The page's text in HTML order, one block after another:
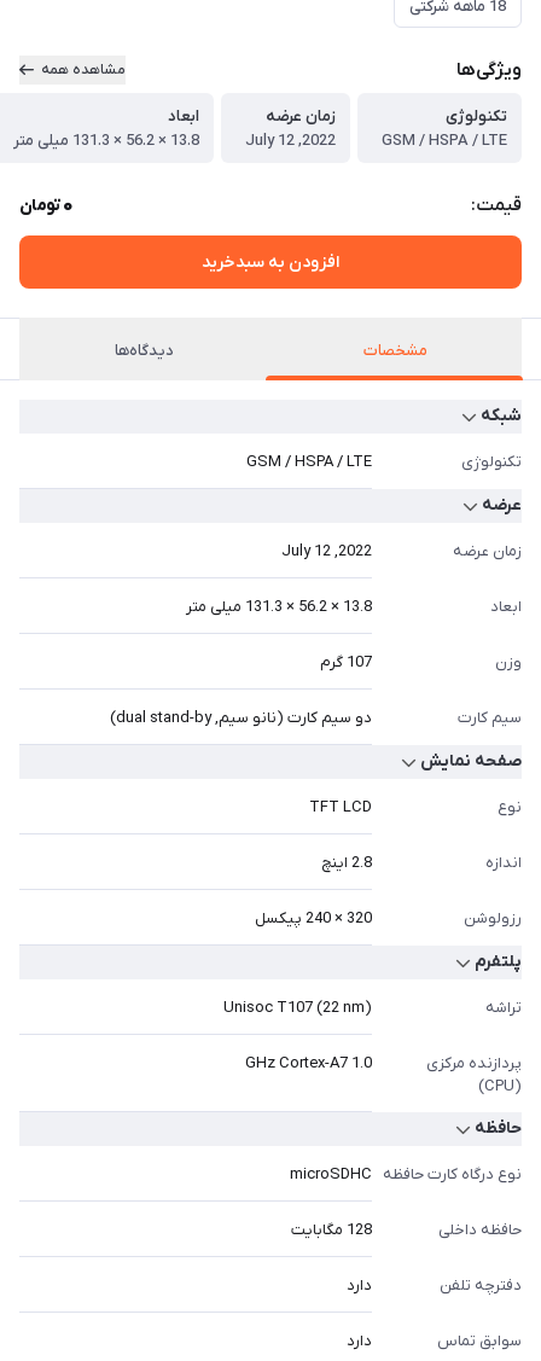
18 ماهه شرکتی
ویژگی‌ها مشاهده همه
تکنولوژی
GSM / HSPA / LTE
زمان عرضه
2022, July 12
ابعاد
13.8 × 56.2 × 131.3 میلی متر
قیمت: 0تومان
افزودن به سبدخرید
مشخصات دیدگاه‌ها
شبکه
تکنولوژی GSM / HSPA / LTE
عرضه
زمان عرضه 2022, July 12
ابعاد 13.8 × 56.2 × 131.3 میلی متر
وزن 107 گرم
سیم کارت دو سیم کارت (نانو سیم, dual stand-by)
صفحه نمایش
نوع TFT LCD
اندازه 2.8 اینچ
رزولوشن 320 × 240 پیکسل
پلتفرم
تراشه Unisoc T107 (22 nm)
پردازنده مرکزی
(CPU)
1.0 GHz Cortex-A7
حافظه
نوع درگاه کارت حافظه microSDHC
حافظه داخلی 128 مگابایت
دفترچه تلفن دارد
سوابق تماس دارد